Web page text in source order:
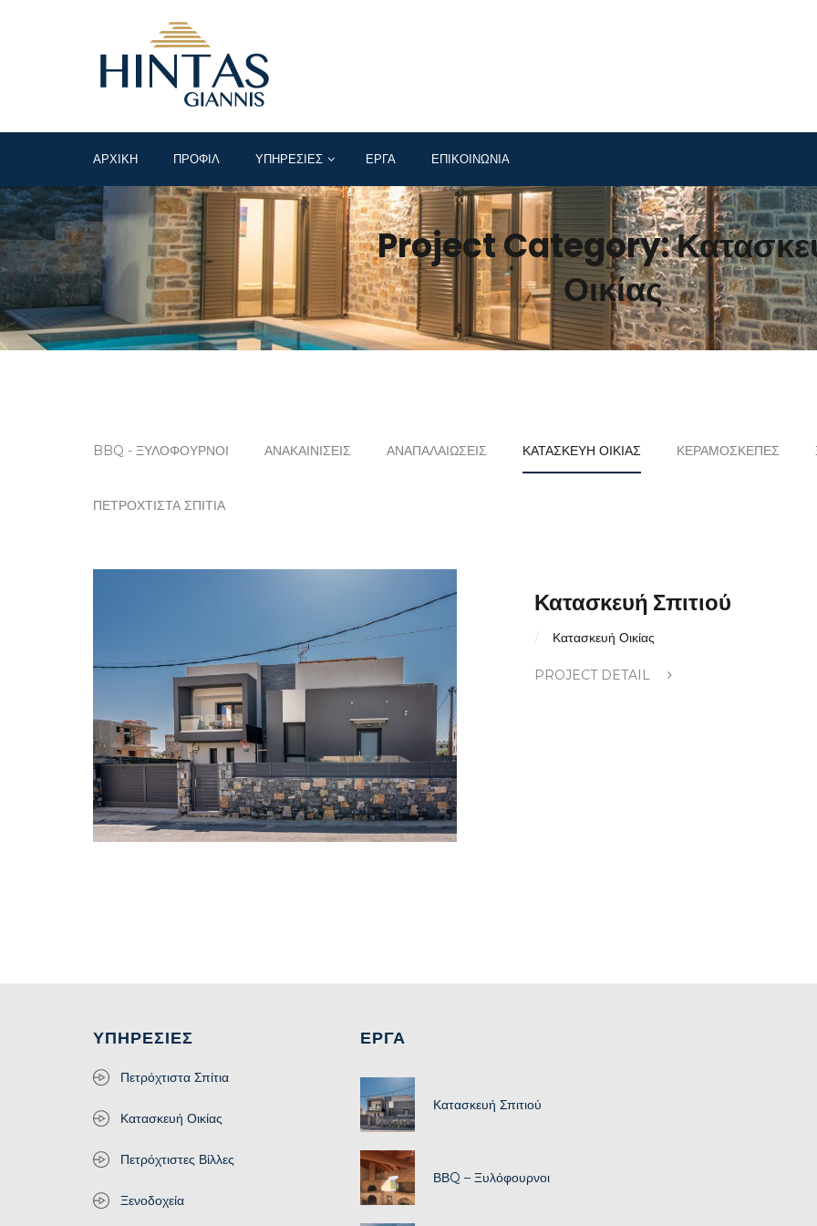
ΑΡΧΙΚΉ ΠΡΟΦΊΛ ΥΠΗΡΕΣΊΕΣ ΕΡΓΑ ΕΠΙΚΟΙΝΩΝΊΑ
Project Category:
Οικίας
BBQ - ΞΥΛΌΦΟΥΡΝΟΙ ΑΝΑΚΑΙΝΊΣΕΙΣ ΑΝΑΠΑΛΑΙΏΣΕΙΣ ΚΑΤΑΣΚΕΥΉ ΟΙΚΊΑΣ ΚΕΡΑΜΟΣΚΕΠΈΣ
ΠΕΤΡΌΧΤΙΣΤΑ ΣΠΊΤΙΑ
Κατασκευή Σπιτιού
Κατασκευή Οικίας
PROJECT DETAIL
ΥΠΗΡΕΣΊΕΣ
Πετρόχτιστα Σπίτια
Κατασκευή Οικίας
Πετρόχτιστες Βίλλες
Ξενοδοχεία
ΕΡΓΑ
Κατασκευή Σπιτιού
ΒΒQ – Ξυλόφουρνοι